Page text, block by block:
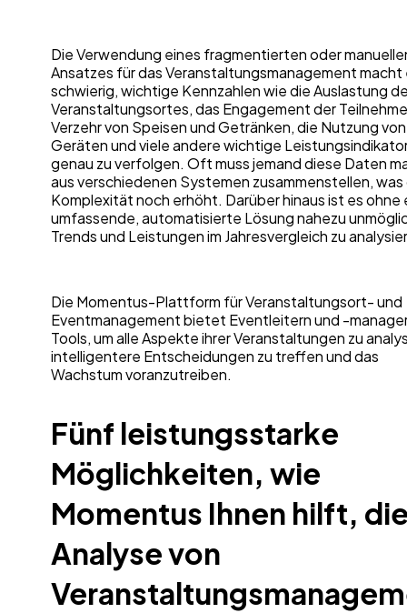
Die Verwendung eines fragmentierten oder
Ansatzes für das Veranstaltungsmanagement macht
schwierig, wichtige Kennzahlen wie die Auslastung
Veranstaltungsortes, das Engagement der
Verzehr von Speisen und Getränken, die Nutzung von
Geräten und viele andere wichtige
genau zu verfolgen. Oft muss jemand diese Daten
aus verschiedenen Systemen zusammenstellen, was
Komplexität noch erhöht. Darüber hinaus ist es ohne
umfassende, automatisierte Lösung nahezu
Trends und Leistungen im Jahresvergleich zu
Die Momentus-Plattform für Veranstaltungsort- und
Eventmanagement bietet Eventleitern und -
Tools, um alle Aspekte ihrer Veranstaltungen zu
intelligentere Entscheidungen zu treffen und das
Wachstum voranzutreiben.
Fünf leistungsstarke
Möglichkeiten, wie
Momentus Ihnen hilft,
Analyse von